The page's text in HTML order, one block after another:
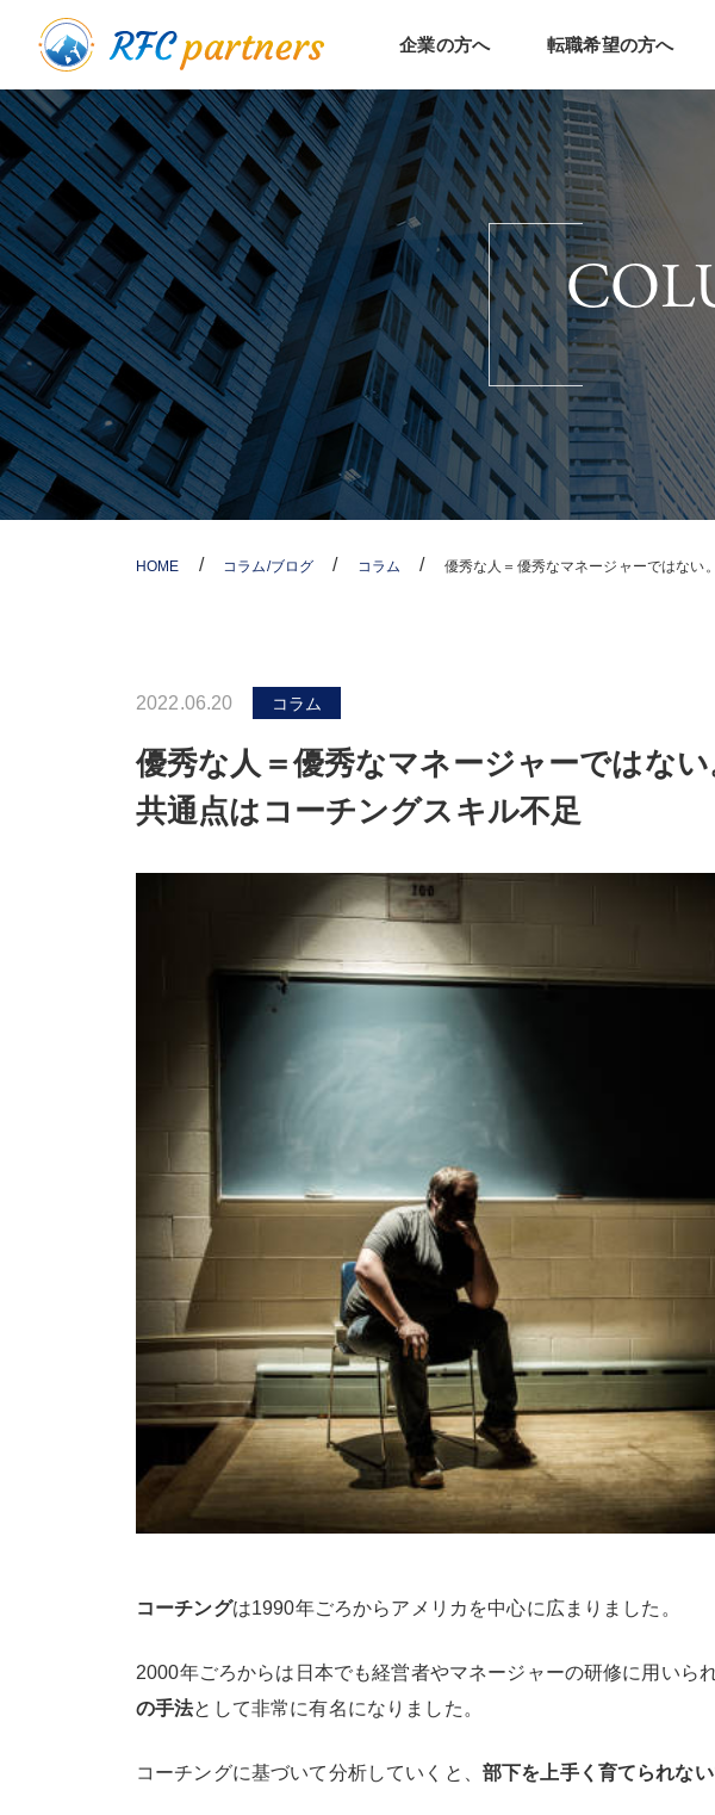
企業の方へ 転職希望の方へ
HOME / コラム/ブログ / コラム / 優秀な人＝優秀なマネージャーではない
2022.06.20 コラム
優秀な人＝優秀なマネージャーではない
共通点はコーチングスキル不足
コーチングは1990年ごろからアメリカを中心に広まりました。
2000年ごろからは日本でも経営者やマネージャーの研修に用いら
の手法として非常に有名になりました。
コーチングに基づいて分析していくと、 部下を上手く育てられな